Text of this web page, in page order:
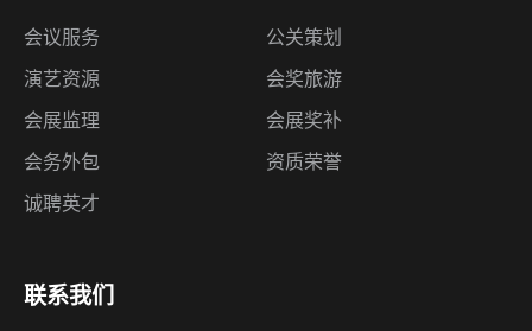
会议服务
公关策划
演艺资源
会奖旅游
会展监理
会展奖补
会务外包
资质荣誉
诚聘英才
联系我们